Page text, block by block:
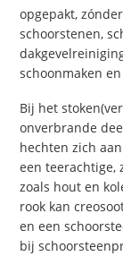
opgepakt,
schoorstenen,
schoonmaken
Bij het
onverbrande
hechten zich
een teerachtige,
zoals hout en
rook kan
en een
bij